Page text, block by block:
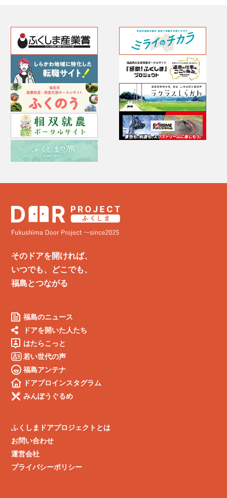
そのドアを開ければ、
いつでも、どこでも、
福島とつながる
福島のニュース
ドアを開いた人たち
はたらこっと
若い世代の声
福島アンテナ
ドアプロインスタグラム
みんぽうぐるめ
ふくしまドアプロジェクトとは
お問い合わせ
運営会社
プライバシーポリシー